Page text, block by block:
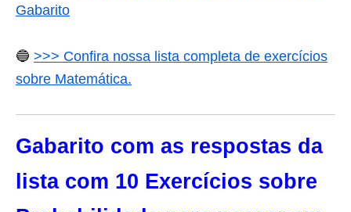
Gabarito
🔵 >>> Confira nossa lista completa de exercícios
sobre Matemática.
Gabarito com as respostas da
lista com 10 Exercícios sobre